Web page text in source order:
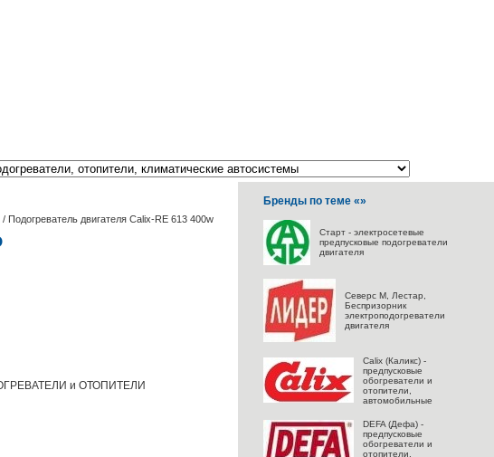
/ Подогреватель двигателя Calix-RE 613 400w
и ОТОПИТЕЛИ
Бренды по теме «»
Старт - электросетевые
предпусковые подогреватели
двигателя
Северс M, Лестар,
Беспризорник
электроподогреватели
двигателя
Calix (Каликс) -
предпусковые
обогреватели и
отопители,
автомобильные
DEFA (Дефа) -
предпусковые
обогреватели и
отопители,